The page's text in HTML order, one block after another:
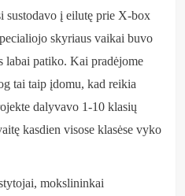
sustodavo į eilutę prie X-box
skyriaus vaikai buvo
labai patiko. Kai pradėjome
tai taip įdomu, kad reikia
dalyvavo 1-10 klasių
kasdien visose klasėse vyko
mokslininkai